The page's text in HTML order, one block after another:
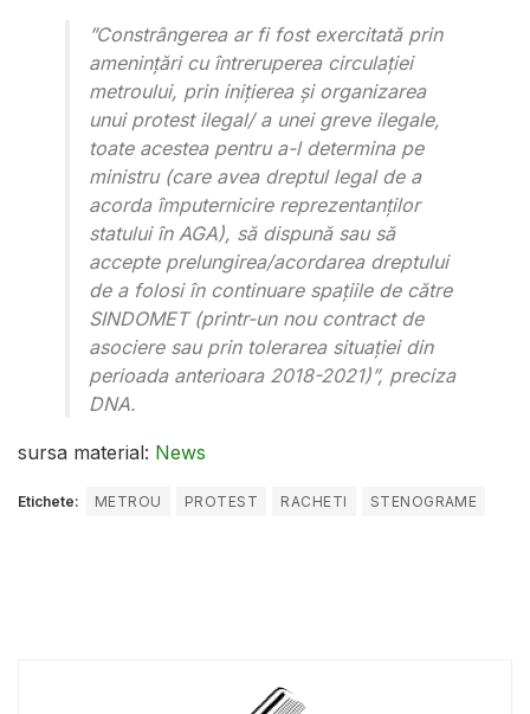
”Constrângerea ar fi fost exercitată prin
ameninţări cu întreruperea circulaţiei
metroului, prin iniţierea şi organizarea
unui protest ilegal/ a unei greve ilegale,
toate acestea pentru a-l determina pe
ministru (care avea dreptul legal de a
acorda împuternicire reprezentanţilor
statului în AGA), să dispună sau să
accepte prelungirea/acordarea dreptului
de a folosi în continuare spaţiile de către
SINDOMET (printr-un nou contract de
asociere sau prin tolerarea situaţiei din
perioada anterioara 2018-2021)”, preciza
DNA.
sursa material: News
Etichete: METROU PROTEST RACHETI STENOGRAME